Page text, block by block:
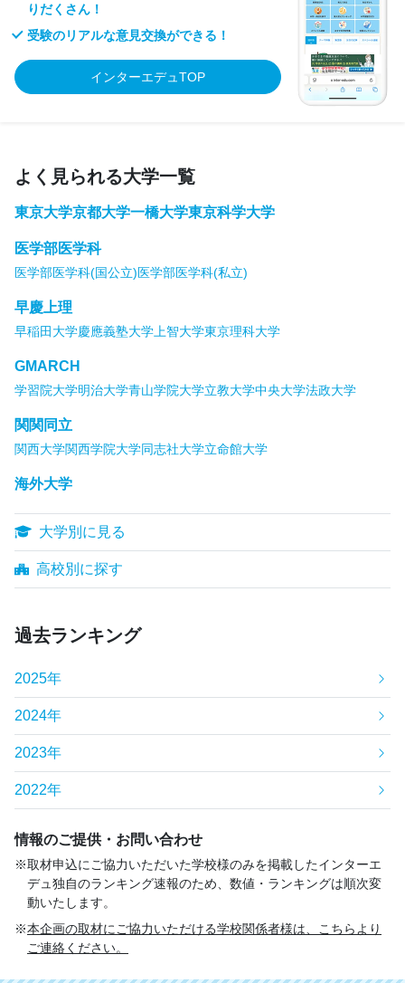
りだくさん！
受験のリアルな意見交換ができる！
インターエデュTOP
よく見られる大学一覧
東京大学京都大学一橋大学東京科学大学
医学部医学科
医学部医学科(国公立)医学部医学科(私立)
早慶上理
早稲田大学慶應義塾大学 上智大学東京理科大学
GMARCH
学習院大学明治大学青山学院大学立教大学中央大学法政大学
関関同立
関西大学関西学院大学同志社大学立命館大学
海外大学
大学別に見る
高校別に探す
過去ランキング
2025年
2024年
2023年
2022年
情報のご提供・お問い合わせ
取材申込にご協力いただいた学校様のみを掲載したインターエ
デュ独自のランキング速報のため、数値・ランキングは順次変
動いたします。
本企画の取材にご協力いただける学校関係者様は、こちらより
ご連絡ください。